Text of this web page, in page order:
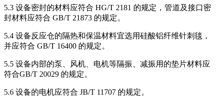
5.3 设备密封的材料应符合 HG/T 2181 的规定，管道及接口密
封材料应符合 GB/T 21873 的规定。
5.4 设备反应仓的隔热和保温材料宜选用硅酸铝纤维针刺毯，
并应符合 GB/T 16400 的规定。
5.5 设备内部的泵、风机、电机等隔振、减振用的垫片材料应
符合GB/T 20029 的规定。
5.6 设备的电机应符合 JB/T 11707 的规定。